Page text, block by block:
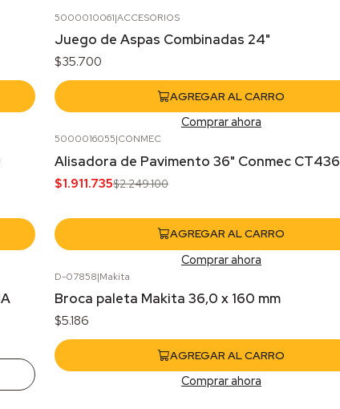
5000010061|ACCESORIOS
Juego de Aspas Combinadas 24"
$35.700
AGREGAR AL CARRO
Comprar ahora
5000016055|CONMEC
Alisadora de Pavimento 36" Conmec CT436
$1.911.735$2.249.100
AGREGAR AL CARRO
Comprar ahora
D-07858|Makita
Broca paleta Makita 36,0 x 160 mm
$5.186
AGREGAR AL CARRO
Comprar ahora